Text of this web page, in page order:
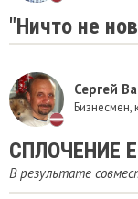
"Ничто не
Сергей
СПЛОЧЕНИЕ
В результате